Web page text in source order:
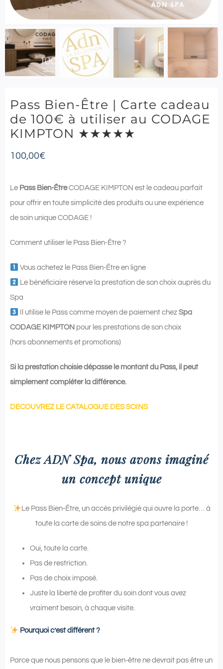
Pass Bien-Être | Carte cadeau
de 100€ à utiliser au CODAGE
KIMPTON ★★★★★
100,00€
Le Pass Bien-ÊtreCODAGE KIMPTON est le cadeau parfait
pour offrir en toute simplicité des produits ou une expérience
de soin unique CODAGE !
Comment utiliser le Pass Bien-Être ?
Vous achetez le Pass Bien-Être en ligne
Le bénéficiaire réserve la prestation de son choix auprès du
Spa
Il utilise le Pass comme moyen de paiement chezSpa
CODAGE KIMPTON pour les prestations de son choix
(hors abonnements et promotions)
Si la prestation choisie dépasse le montant du Pass, il peut
simplement compléter la différence.
DECOUVREZ LE CATALOGUE DES SOINS
Chez ADN Spa, nous avons imaginé
un concept unique
Le Pass Bien-Être, un accès privilégié qui ouvre la porte… à
toute la carte de soins de notre spa partenaire !
Oui, toute la carte.
Pas de restriction.
Pas de choix imposé.
Juste la liberté de profiter du soin dont vous avez
vraiment besoin, à chaque visite.
Pourquoi c’est différent ?
Parce que nous pensons que le bien-être ne devrait pas être un